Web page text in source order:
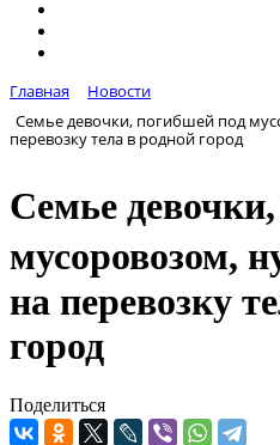
Главная
Новости
Семье девочки, погибшей под
перевозку тела в родной город
Семье
мусоровозом,
на перевозку
город
Поделиться